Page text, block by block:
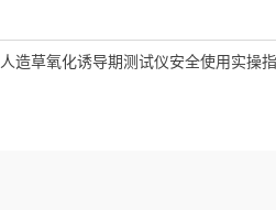
人造草氧化诱导期测试仪安全使用实操